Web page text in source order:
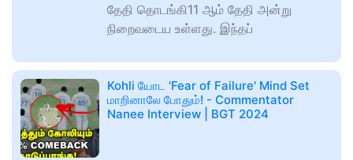
தேதி தொடங்கி11 ஆம் தேதி அன்று
நிறைவடைய உள்ளது. இந்தப்
Kohli யோட 'Fear of Failure' Mind Set
மாறினாலே போதும்! - Commentator
Nanee Interview | BGT 2024